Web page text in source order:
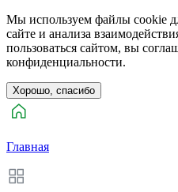
Мы используем файлы cookie
сайте и анализа
пользоваться сайтом, вы
конфиденциальности.
Хорошо, спасибо
Главная